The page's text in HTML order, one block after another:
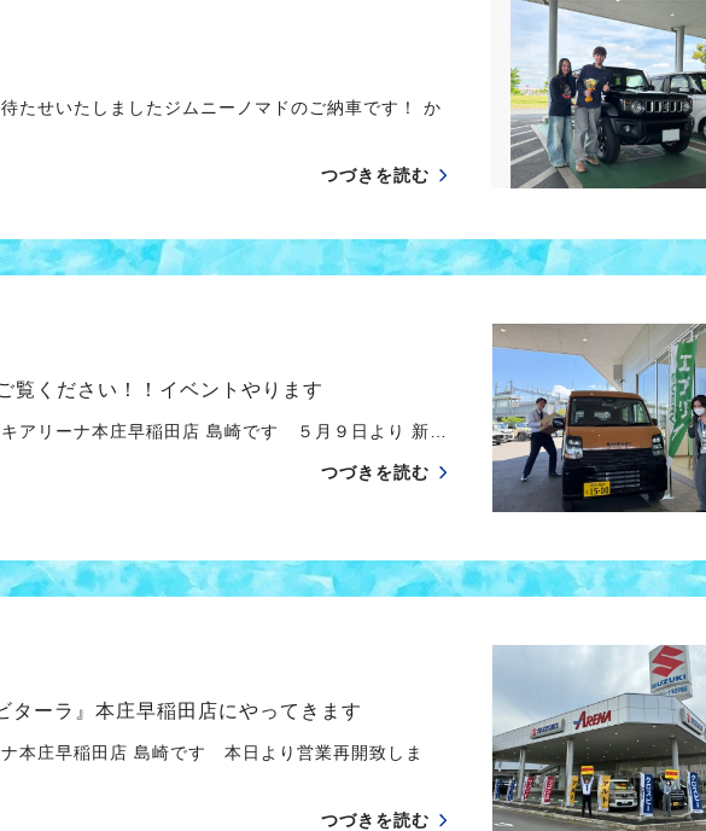
たせいたしましたジムニーノマドのご納車です！ か
つづきを読む
覧ください！！イベントやります
アリーナ本庄早稲田店 島崎です ５月９日より 新…
つづきを読む
ターラ』本庄早稲田店にやってきます
本庄早稲田店 島崎です 本日より営業再開致しま
つづきを読む